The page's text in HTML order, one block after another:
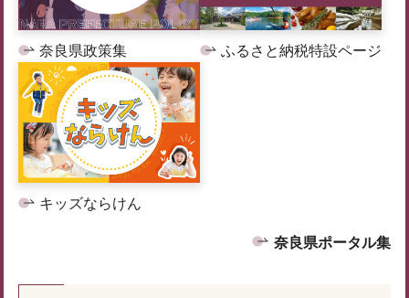
奈良県政策集 ふるさと納税特設ページ
キッズならけん
奈良県ポータル集